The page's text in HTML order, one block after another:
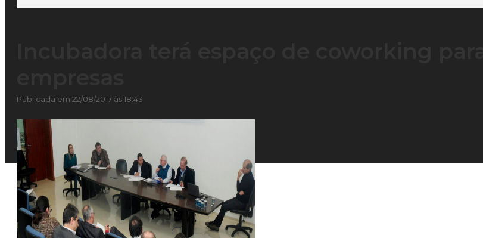
Publicada em 22/08/2017 às 18:43